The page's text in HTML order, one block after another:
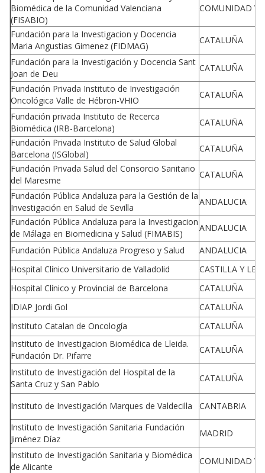
Biomédica de la Comunidad Valenciana
(FISABIO)
COMUNIDAD
Fundación para la Investigacion y Docencia
Maria Angustias Gimenez (FIDMAG)
CATALUÑA
Fundación para la Investigación y Docencia Sant
Joan de Deu
CATALUÑA
Fundación Privada Instituto de Investigación
Oncológica Valle de Hébron-VHIO
CATALUÑA
Fundación privada Instituto de Recerca
Biomédica (IRB-Barcelona)
CATALUÑA
Fundación Privada Instituto de Salud Global
Barcelona (ISGlobal)
CATALUÑA
Fundación Privada Salud del Consorcio Sanitario
del Maresme
CATALUÑA
Fundación Pública Andaluza para la Gestión de la
Investigación en Salud de Sevilla
ANDALUCIA
Fundación Pública Andaluza para la Investigacion
de Málaga en Biomedicina y Salud (FIMABIS)
ANDALUCIA
Fundación Pública Andaluza Progreso y Salud
ANDALUCIA
Hospital Clínico Universitario de Valladolid
CASTILLA Y
Hospital Clínico y Provincial de Barcelona
CATALUÑA
IDIAP Jordi Gol
CATALUÑA
Instituto Catalan de Oncología
CATALUÑA
Instituto de Investigacion Biomédica de Lleida.
Fundación Dr. Pifarre
CATALUÑA
Instituto de Investigación del Hospital de la
Santa Cruz y San Pablo
CATALUÑA
Instituto de Investigación Marques de Valdecilla
CANTABRIA
Instituto de Investigación Sanitaria Fundación
Jiménez Díaz
MADRID
Instituto de Investigación Sanitaria y Biomédica
de Alicante
COMUNIDAD